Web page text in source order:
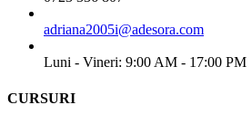
adriana2005i@adesora.com
Luni - Vineri: 9:00 AM - 17:00 PM
CURSURI